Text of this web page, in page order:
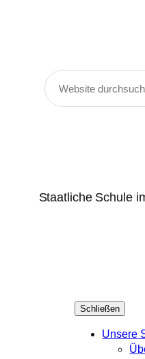
Staatliche Schule
Schließen
Unsere